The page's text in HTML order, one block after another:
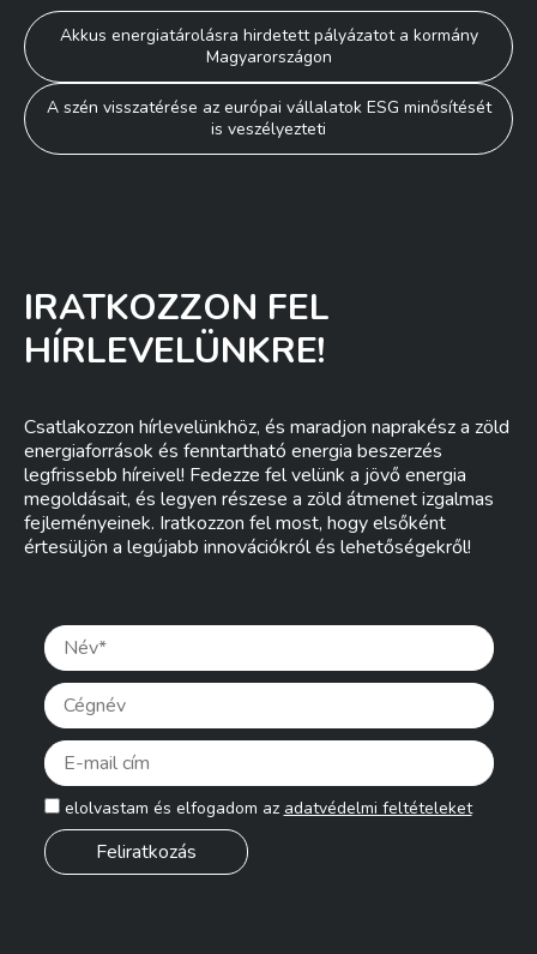
Bejegyzés
navigáció
Akkus energiatárolásra hirdetett pályázatot a kormány
Magyarországon
A szén visszatérése az európai vállalatok ESG minősítését
is veszélyezteti
IRATKOZZON FEL
HÍRLEVELÜNKRE!
Csatlakozzon hírlevelünkhöz, és maradjon naprakész a zöld
energiaforrások és fenntartható energia beszerzés
legfrissebb híreivel! Fedezze fel velünk a jövő energia
megoldásait, és legyen részese a zöld átmenet izgalmas
fejleményeinek. Iratkozzon fel most, hogy elsőként
értesüljön a legújabb innovációkról és lehetőségekről!
elolvastam és elfogadom az adatvédelmi feltételeket